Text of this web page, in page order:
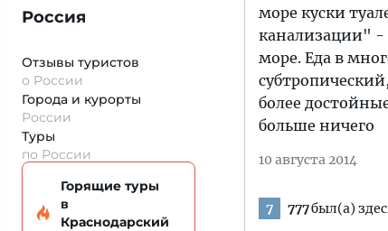
Россия
Отзывы туристов
о России
Города и курорты
России
Туры
по России
Горящие туры
в
Краснодарский
море куски
канализации" -
море. Еда в
более
больше ничего
10 августа 2014
7 777был(а)